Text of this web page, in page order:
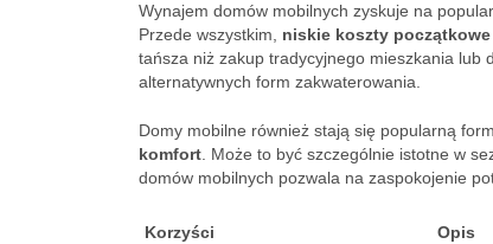
Wynajem domów mobilnych zyskuje na
Przede wszystkim, niskie koszty początkowe
tańsza niż zakup tradycyjnego mieszkania lub
alternatywnych form zakwaterowania.
Domy mobilne również stają się popularną
komfort . Może to być szczególnie istotne w
domów mobilnych pozwala na zaspokojenie
Korzyści Opis